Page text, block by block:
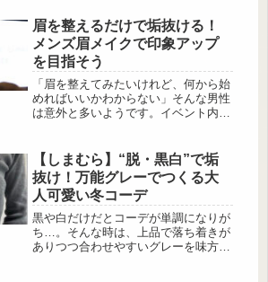
はなんとすべて3,000円以下で手に入
る、トレンド感ばっちりの優秀サンダ
ルを厳選してご紹介します。プチプラ
でも“ちゃんと可愛い”一足を探してい
る人、必見です♡エアソールとチュー
ル素材の組み合わせが絶妙なサンダル
この投稿をInstagramで見る ...
眉を整えるだけで垢抜ける！
メンズ眉メイクで印象アップ
を目指そう
「眉を整えてみたいけれど、何から始
めればいいかわからない」そんな男性
は意外と多いようです。イベント内で
る一方で、眉メイク経験者は1割程
度。その理由と […]
【しまむら】“脱・黒白”で垢
抜け！万能グレーでつくる大
人可愛い冬コーデ
黒や白だけだとコーデが単調になりが
ち…。そんな時は、上品で落ち着きが
ありつつ合わせやすいグレーを味方